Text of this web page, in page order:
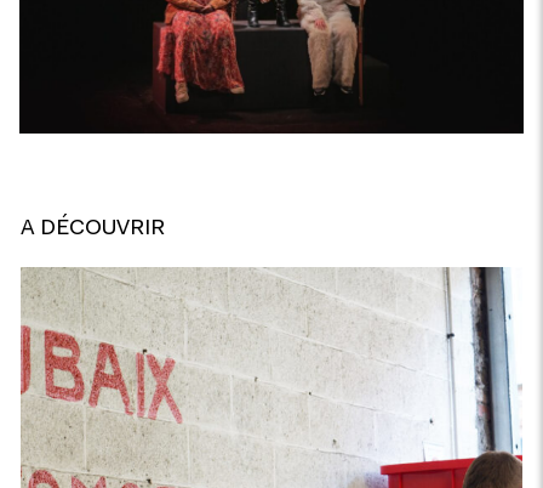
A DÉCOUVRIR